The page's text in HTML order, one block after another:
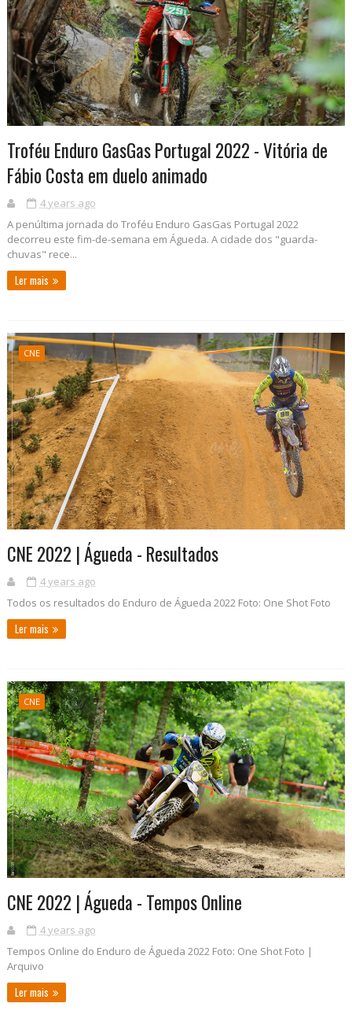
Troféu Enduro GasGas Portugal 2022 - Vitória de
Fábio Costa em duelo animado
4 years ago
A penúltima jornada do Troféu Enduro GasGas Portugal 2022
decorreu este fim-de-semana em Águeda. A cidade dos "guarda-
chuvas" rece...
Ler mais
CNE
CNE 2022 | Águeda - Resultados
4 years ago
Todos os resultados do Enduro de Águeda 2022 Foto: One Shot Foto
Ler mais
CNE
CNE 2022 | Águeda - Tempos Online
4 years ago
Tempos Online do Enduro de Águeda 2022 Foto: One Shot Foto |
Arquivo
Ler mais